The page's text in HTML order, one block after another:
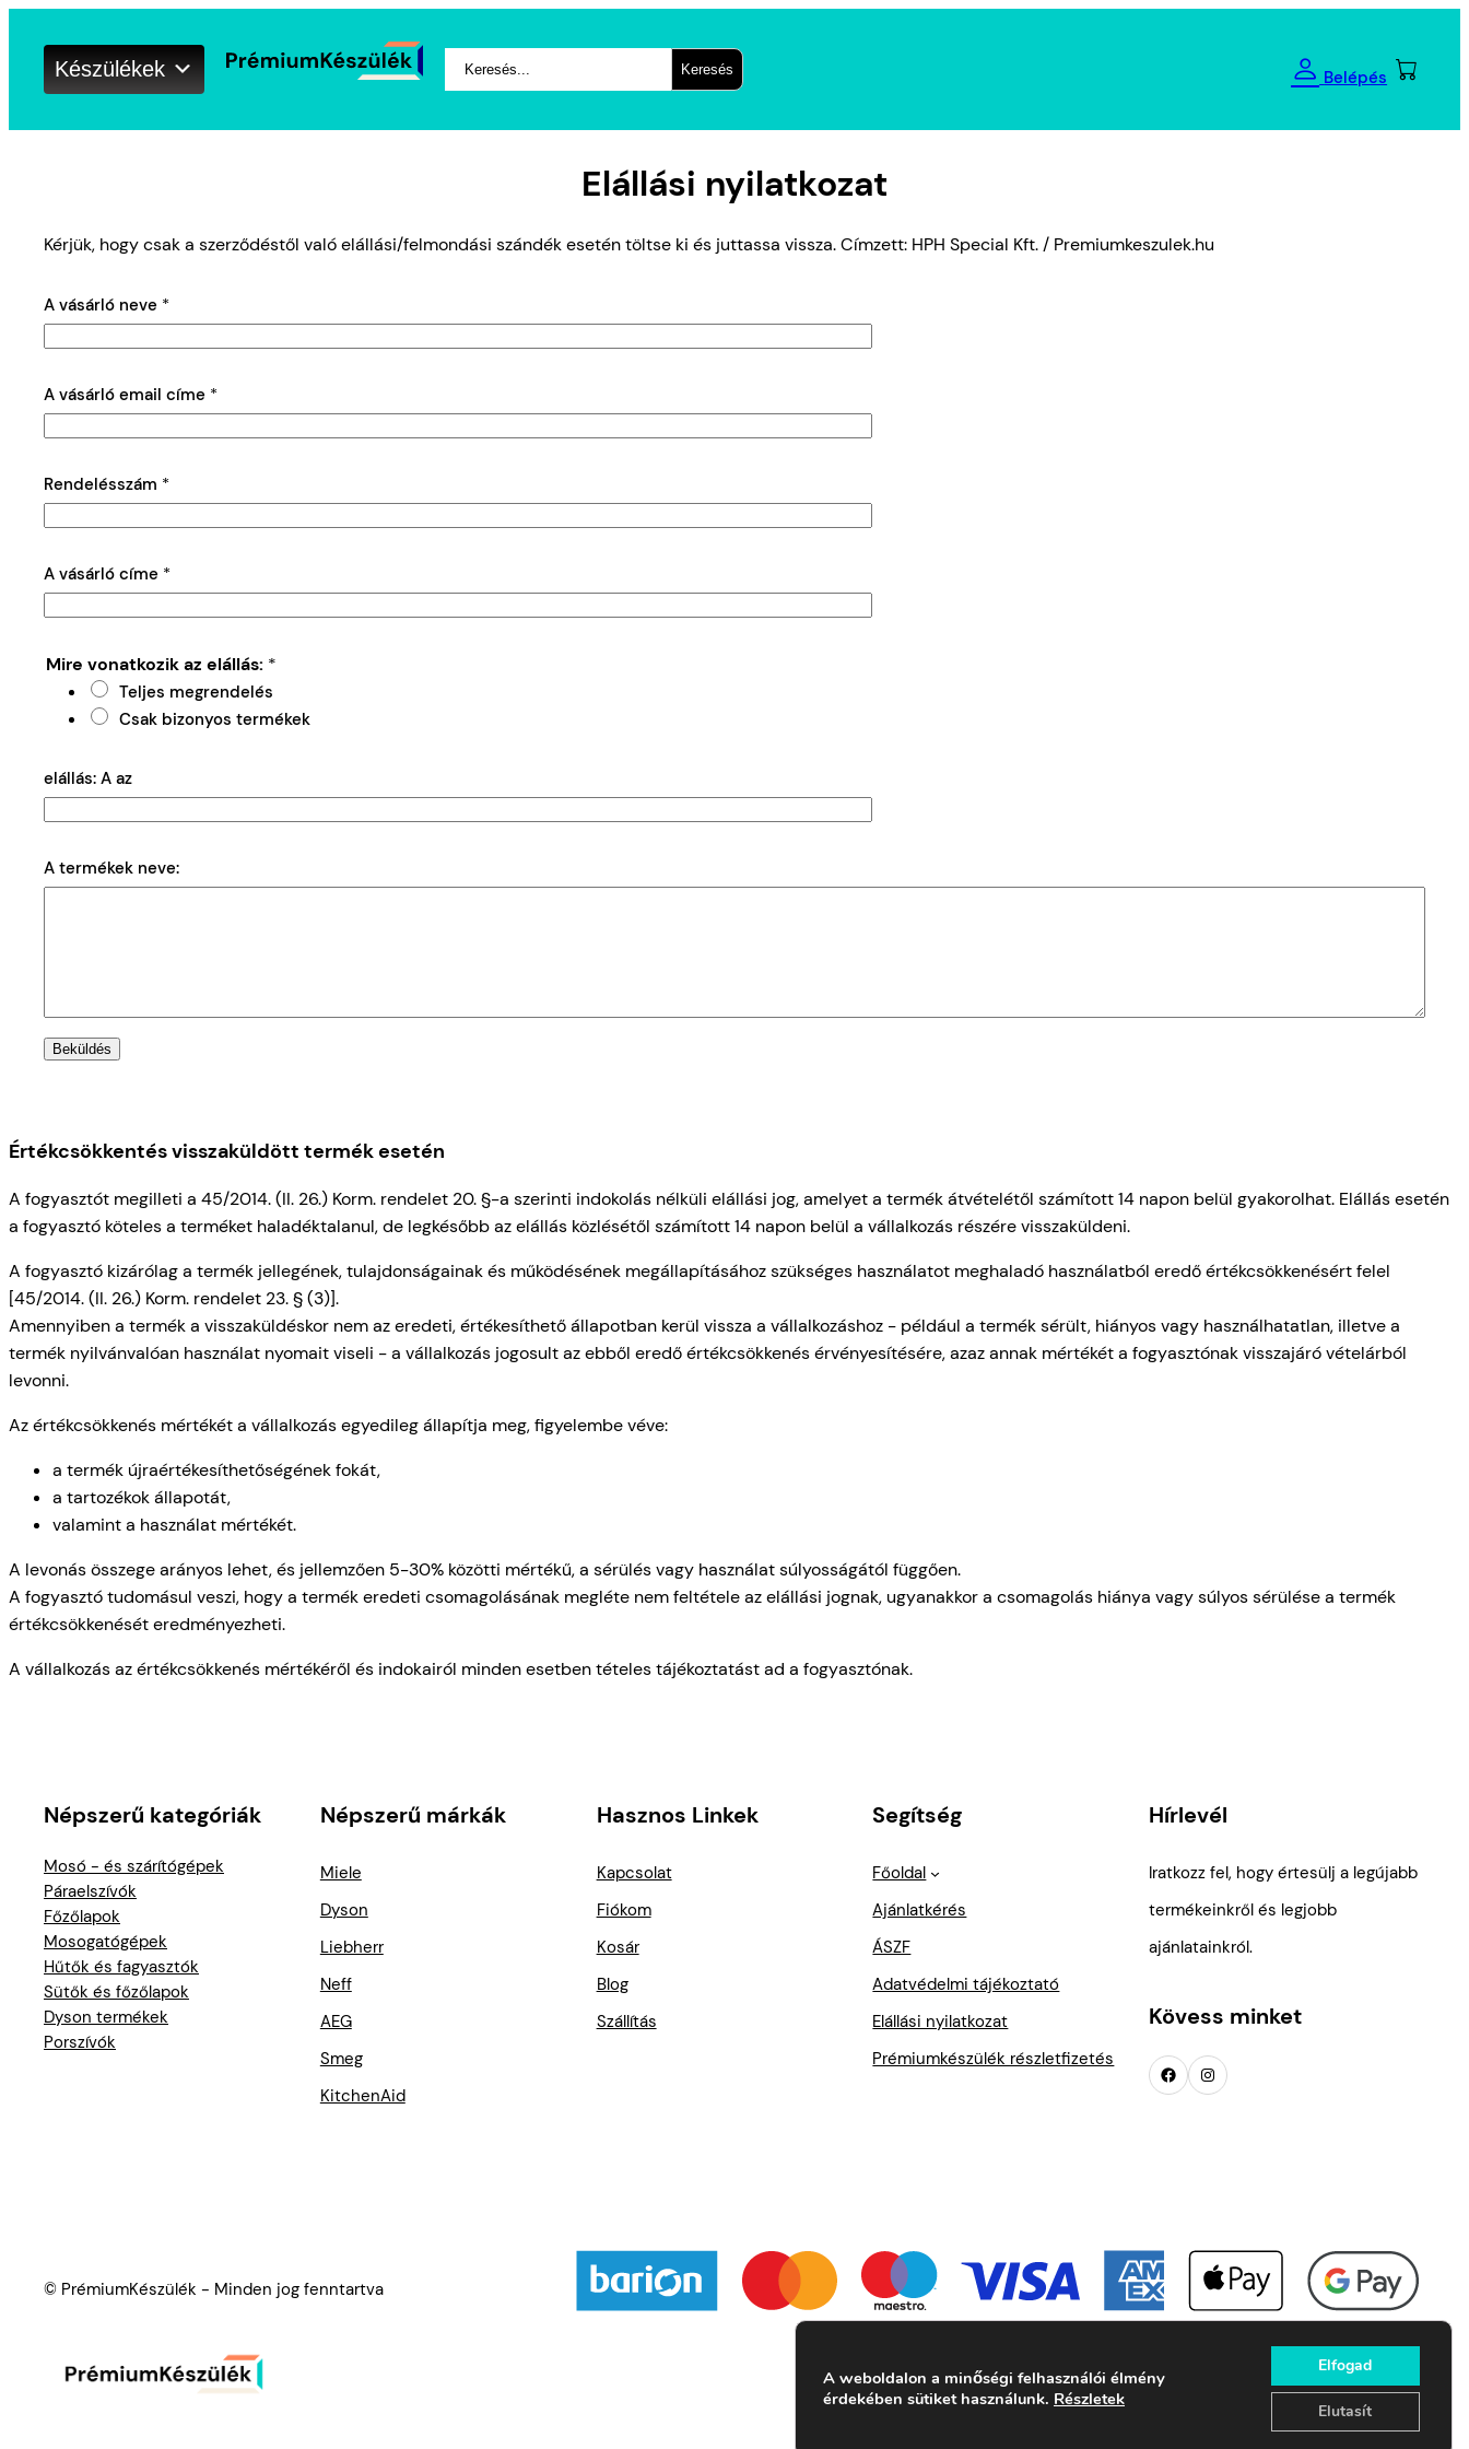
Készülékek Keresés Keresés Belépés
Elállási nyilatkozat
Kérjük, hogy csak a szerződéstől való elállási/felmondási szándék esetén töltse ki és juttassa vissza. Címzett: HPH Special Kft. / Premiumkeszulek.hu
A vásárló neve *
A vásárló email címe *
Rendelésszám *
A vásárló címe *
Mire vonatkozik az elállás: *
Teljes megrendelés
Csak bizonyos termékek
elállás: A az
A termékek neve:
Beküldés
Értékcsökkentés visszaküldött termék esetén
A fogyasztót megilleti a 45/2014. (II. 26.) Korm. rendelet 20. §-a szerinti indokolás nélküli elállási jog, amelyet a termék átvételétől számított 14 napon belül gyakorolhat. Elállás esetén
a fogyasztó köteles a terméket haladéktalanul, de legkésőbb az elállás közlésétől számított 14 napon belül a vállalkozás részére visszaküldeni.
A fogyasztó kizárólag a termék jellegének, tulajdonságainak és működésének megállapításához szükséges használatot meghaladó használatból eredő értékcsökkenésért felel
[45/2014. (II. 26.) Korm. rendelet 23. § (3)].
Amennyiben a termék a visszaküldéskor nem az eredeti, értékesíthető állapotban kerül vissza a vállalkozáshoz - például a termék sérült, hiányos vagy használhatatlan, illetve a
termék nyilvánvalóan használat nyomait viseli - a vállalkozás jogosult az ebből eredő értékcsökkenés érvényesítésére, azaz annak mértékét a fogyasztónak visszajáró vételárból
levonni.
Az értékcsökkenés mértékét a vállalkozás egyedileg állapítja meg, figyelembe véve:
a termék újraértékesíthetőségének fokát,
a tartozékok állapotát,
valamint a használat mértékét.
A levonás összege arányos lehet, és jellemzően 5-30% közötti mértékű, a sérülés vagy használat súlyosságától függően.
A fogyasztó tudomásul veszi, hogy a termék eredeti csomagolásának megléte nem feltétele az elállási jognak, ugyanakkor a csomagolás hiánya vagy súlyos sérülése a termék
értékcsökkenését eredményezheti.
A vállalkozás az értékcsökkenés mértékéről és indokairól minden esetben tételes tájékoztatást ad a fogyasztónak.
Népszerű kategóriák
Mosó - és szárítógépek
Páraelszívók
Főzőlapok
Mosogatógépek
Hűtők és fagyasztók
Sütők és főzőlapok
Dyson termékek
Porszívók
Népszerű márkák
Miele
Dyson
Liebherr
Neff
AEG
Smeg
KitchenAid
Hasznos Linkek
Kapcsolat
Fiókom
Kosár
Blog
Szállítás
Segítség
Főoldal
Ajánlatkérés
ÁSZF
Adatvédelmi tájékoztató
Elállási nyilatkozat
Prémiumkészülék részletfizetés
Hírlevél
Iratkozz fel, hogy értesülj a legújabb
termékeinkről és legjobb
ajánlatainkról.
Kövess minket
FacebookInstagram
© PrémiumKészülék - Minden jog fenntartva
A weboldalon a minőségi felhasználói élmény
érdekében sütiket használunk. Részletek
Elfogad
Elutasít